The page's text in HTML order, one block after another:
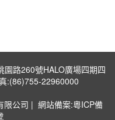
路260號HALO廣場四期四
:(86)755-22960000
限公司 | 網站備案:粵ICP備